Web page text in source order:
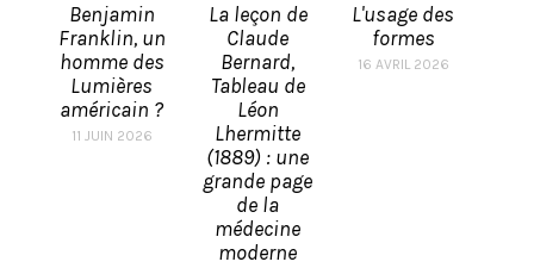
Benjamin
Franklin, un
homme des
Lumières
américain ?
11 JUIN 2026
La leçon de
Claude
Bernard,
Tableau de
Léon
Lhermitte
(1889) : une
grande page
de la
médecine
moderne
L'usage des
formes
16 AVRIL 2026